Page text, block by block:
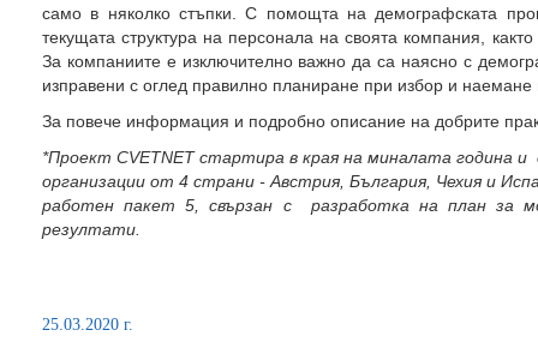
само в няколко стъпки. С помощта на демографската
текущата структура на персонала на своята компания,
За компаниите е изключително важно да са наясно с
изправени с оглед правилно планиране при избор и
За повече информация и подробно описание на добрите
*Проект CVETNET стартира в края на миналата година и
организации от 4 страни - Австрия, България, Чехия и
работен пакет 5, свързан с разработка на план за
резултати.
25.03.2020 г.